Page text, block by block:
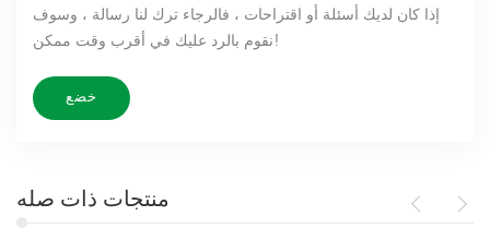
إذا كان لديك أسئلة أو اقتراحات ، فالرجاء ترك لنا رسالة ، وسوف
نقوم بالرد عليك في أقرب وقت ممكن!
منتجات ذات صله